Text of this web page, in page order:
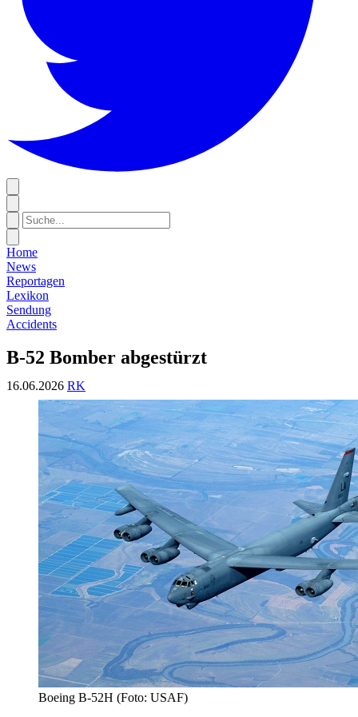
Home
News
Reportagen
Lexikon
Sendung
Accidents
B-52 Bomber abgestürzt
16.06.2026 RK
Boeing B-52H (Foto: USAF)